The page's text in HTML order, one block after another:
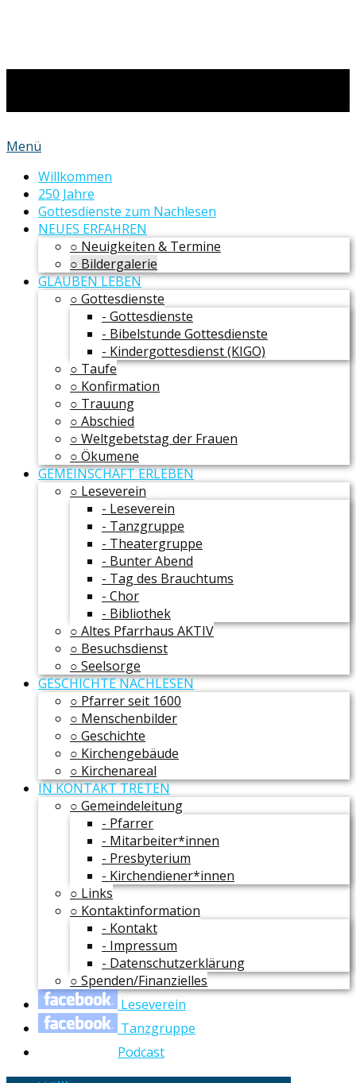
Menü
Willkommen
250 Jahre
Gottesdienste zum Nachlesen
NEUES ERFAHREN
○ Neuigkeiten & Termine
○ Bildergalerie
GLAUBEN LEBEN
○ Gottesdienste
- Gottesdienste
- Bibelstunde Gottesdienste
- Kindergottesdienst (KIGO)
○ Taufe
○ Konfirmation
○ Trauung
○ Abschied
○ Weltgebetstag der Frauen
○ Ökumene
GEMEINSCHAFT ERLEBEN
○ Leseverein
- Leseverein
- Tanzgruppe
- Theatergruppe
- Bunter Abend
- Tag des Brauchtums
- Chor
- Bibliothek
○ Altes Pfarrhaus AKTIV
○ Besuchsdienst
○ Seelsorge
GESCHICHTE NACHLESEN
○ Pfarrer seit 1600
○ Menschenbilder
○ Geschichte
○ Kirchengebäude
○ Kirchenareal
IN KONTAKT TRETEN
○ Gemeindeleitung
- Pfarrer
- Mitarbeiter*innen
- Presbyterium
- Kirchendiener*innen
○ Links
○ Kontaktinformation
- Kontakt
- Impressum
- Datenschutzerklärung
○ Spenden/Finanzielles
Leseverein
Tanzgruppe
Podcast